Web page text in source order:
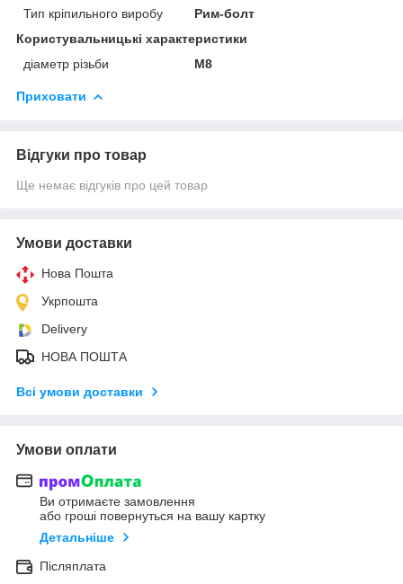
Тип кріпильного виробу
Рим-болт
Користувальницькі характеристики
діаметр різьби
М8
Приховати
Відгуки про товар
Ще немає відгуків про цей товар
Умови доставки
Нова Пошта
Укрпошта
Delivery
НОВА ПОШТА
Всі умови доставки
Умови оплати
Ви отримаєте замовлення
або гроші повернуться на вашу картку
Детальніше
Післяплата